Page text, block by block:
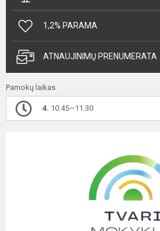
1,2% PARAMA
ATNAUJINIMŲ PRENUMERATA
Pamokų laikas
4. 10.45—11.30